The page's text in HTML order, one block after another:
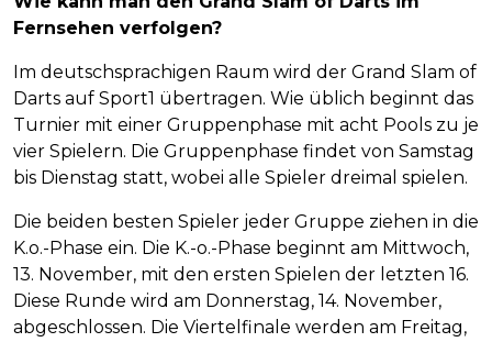
Fernsehen verfolgen?
Im deutschsprachigen Raum wird der Grand Slam of
Darts auf Sport1 übertragen. Wie üblich beginnt das
Turnier mit einer Gruppenphase mit acht Pools zu je
vier Spielern. Die Gruppenphase findet von Samstag
bis Dienstag statt, wobei alle Spieler dreimal spielen.
Die beiden besten Spieler jeder Gruppe ziehen in die
K.o.-Phase ein. Die K.-o.-Phase beginnt am Mittwoch,
13. November, mit den ersten Spielen der letzten 16.
Diese Runde wird am Donnerstag, 14. November,
abgeschlossen. Die Viertelfinale werden am Freitag,